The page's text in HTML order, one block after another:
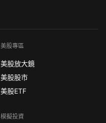
美股專區
美股放大鏡
美股股市
美股ETF
模擬投資